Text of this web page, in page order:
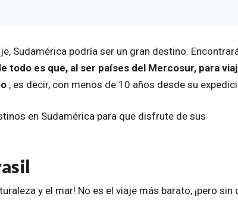
Sudamérica podría ser un gran destino.
todo es que, al ser países del Mercosur, para
, es decir, con menos de 10 años desde su
en Sudamérica para que disfrute de sus
y el mar! No es el viaje más barato, ¡pero sin